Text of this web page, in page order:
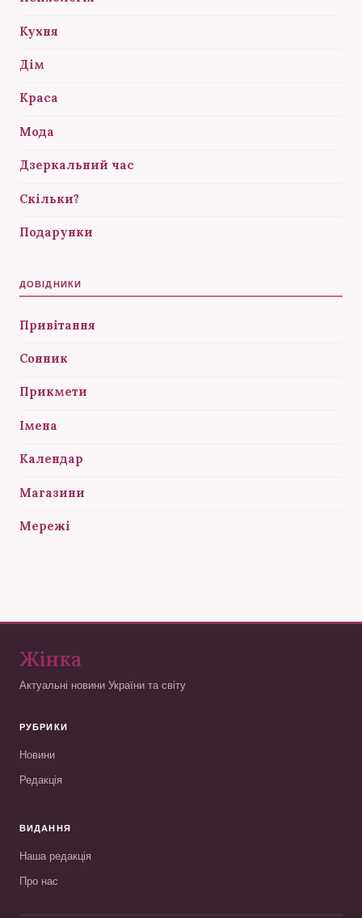
Кухня
Дім
Краса
Мода
Дзеркальний час
Скільки?
Подарунки
ДОВІДНИКИ
Привітання
Сонник
Прикмети
Імена
Календар
Магазини
Мережі
Жінка
Актуальні новини України та світу
РУБРИКИ
Новини
Редакція
ВИДАННЯ
Наша редакція
Про нас